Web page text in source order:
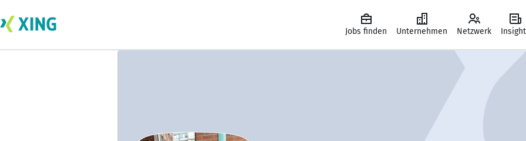
Jobs finden Unternehmen Netzwerk